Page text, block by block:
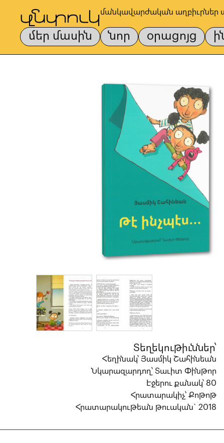
մանկավարժական աղբիւրներ
մեր մասին նոր օրացոյց
Տեղեկութիւններ՝
Հեղինակ՝ Յասմիկ Շահինեան
Նկարազարդող՝ Տաւիտ Փինթոր
Էջերու քանակ՝ 80
Հրատարակիչ՝ Քոթոթ
Հրատարակութեան թուական` 2018